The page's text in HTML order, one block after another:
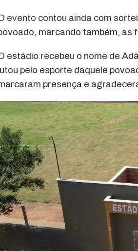
evento contou ainda com
marcando também, as
estádio recebeu o nome de
pelo esporte daquele
presença e